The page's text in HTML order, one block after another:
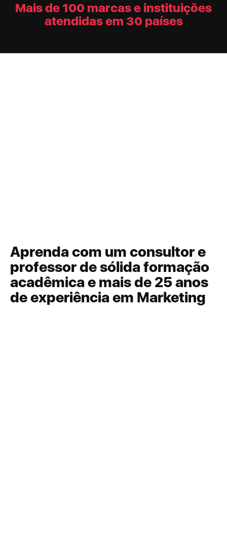
Mais de 100 marcas e instituições
atendidas em 30 países
Aprenda com um consultor e
professor de sólida formação
acadêmica e mais de 25 anos
de experiência em Marketing